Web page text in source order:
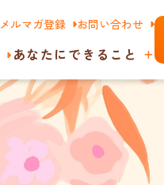
メルマガ登録 お問い合わせ
あなたにできること